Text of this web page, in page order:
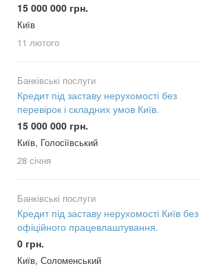
15 000 000 грн.
Київ
11 лютого
Банківські послуги
Кредит під заставу нерухомості без
перевірок і складних умов Київ.
15 000 000 грн.
Київ, Голосіївський
28 січня
Банківські послуги
Кредит під заставу нерухомості Київ без
офіційного працевлаштування.
0 грн.
Київ, Соломенський